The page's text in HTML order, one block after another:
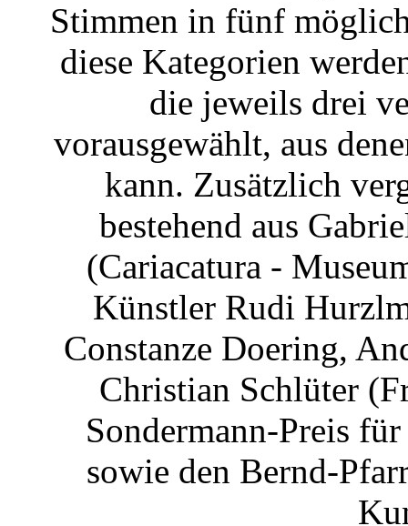
Stimmen in fünf
diese Kategorien
die jeweils drei
vorausgewählt, aus
kann. Zusätzlich
bestehend aus
(Cariacatura -
Künstler Rudi
Constanze Doering,
Christian Schlüter
Sondermann-Preis
sowie den Bernd-